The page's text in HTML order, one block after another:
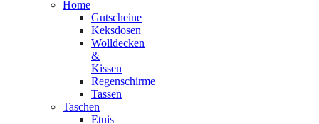
Home
Gutscheine
Keksdosen
Wolldecken
&
Kissen
Regenschirme
Tassen
Taschen
Etuis